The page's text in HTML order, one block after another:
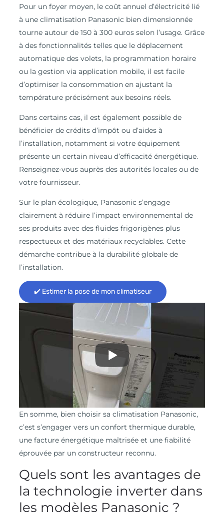
Pour un foyer moyen, le coût annuel d’électricité lié
à une climatisation Panasonic bien dimensionnée
tourne autour de 150 à 300 euros selon l’usage. Grâce
à des fonctionnalités telles que le déplacement
automatique des volets, la programmation horaire
ou la gestion via application mobile, il est facile
d’optimiser la consommation en ajustant la
température précisément aux besoins réels.
Dans certains cas, il est également possible de
bénéficier de crédits d’impôt ou d’aides à
l’installation, notamment si votre équipement
présente un certain niveau d’efficacité énergétique.
Renseignez-vous auprès des autorités locales ou de
votre fournisseur.
Sur le plan écologique, Panasonic s’engage
clairement à réduire l’impact environnemental de
ses produits avec des fluides frigorigènes plus
respectueux et des matériaux recyclables. Cette
démarche contribue à la durabilité globale de
l’installation.
✔️ Estimer la pose de mon climatiseur
En somme, bien choisir sa climatisation Panasonic,
c’est s’engager vers un confort thermique durable,
une facture énergétique maîtrisée et une fiabilité
éprouvée par un constructeur reconnu.
Quels sont les avantages de
la technologie inverter dans
les modèles Panasonic ?